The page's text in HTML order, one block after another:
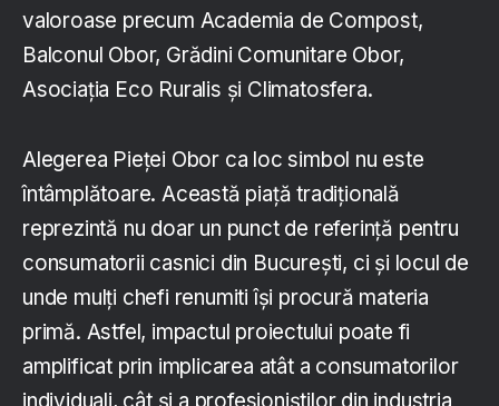
valoroase precum Academia de Compost,
Balconul Obor, Grădini Comunitare Obor,
Asociația Eco Ruralis și Climatosfera.
Alegerea Pieței Obor ca loc simbol nu este
întâmplătoare. Această piață tradițională
reprezintă nu doar un punct de referință pentru
consumatorii casnici din București, ci și locul de
unde mulți chefi renumiti își procură materia
primă. Astfel, impactul proiectului poate fi
amplificat prin implicarea atât a consumatorilor
individuali, cât și a profesioniștilor din industria